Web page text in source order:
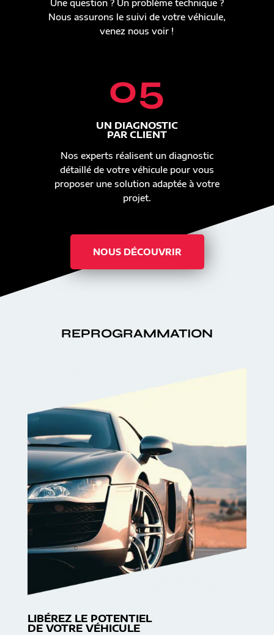
Une question ? Un problème technique ?
Nous assurons le suivi de votre véhicule,
venez nous voir !
05
UN DIAGNOSTIC
PAR CLIENT
Nos experts réalisent un diagnostic
détaillé de votre véhicule pour vous
proposer une solution adaptée à votre
projet.
NOUS DÉCOUVRIR
REPROGRAMMATION
LIBÉREZ LE POTENTIEL
DE VOTRE VÉHICULE